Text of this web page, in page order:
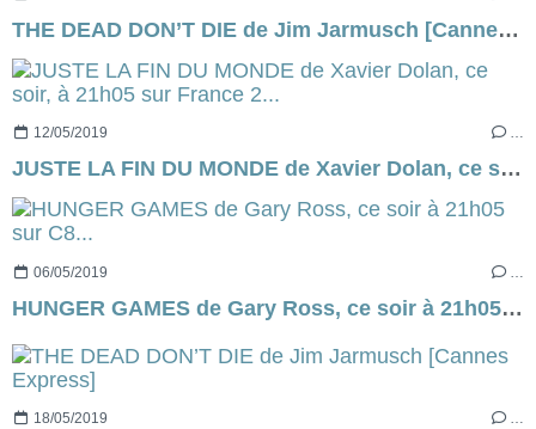
THE DEAD DON’T DIE de Jim Jarmusch [Cannes Express]
12/05/2019 …
JUSTE LA FIN DU MONDE de Xavier Dolan, ce soir, à 21h05 sur France 2...
06/05/2019
HUNGER GAMES de Gary Ross, ce soir à 21h05 sur C8...
18/05/2019 …